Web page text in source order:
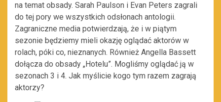
na temat obsady. Sarah Paulson i Evan Peters zagrali
do tej pory we wszystkich odsłonach antologii.
Zagraniczne media potwierdzają, że i w piątym
sezonie będziemy mieli okazję oglądać aktorów w
rolach, póki co, nieznanych. Również Angella Bassett
dołącza do obsady „Hotelu”. Mogliśmy oglądać ją w
sezonach 3 i 4. Jak myślicie kogo tym razem zagrają
aktorzy?